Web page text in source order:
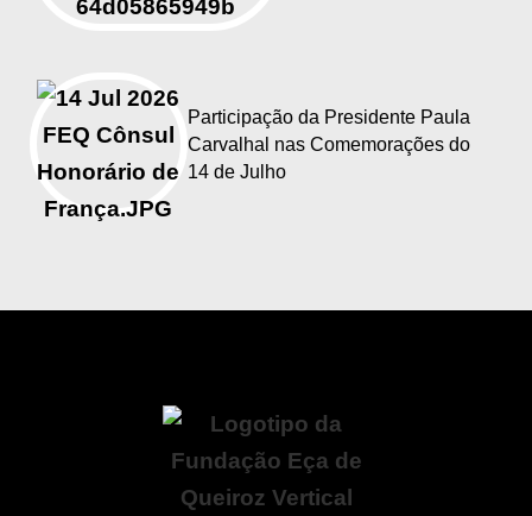
Participação da Presidente Paula
Carvalhal nas Comemorações do
14 de Julho